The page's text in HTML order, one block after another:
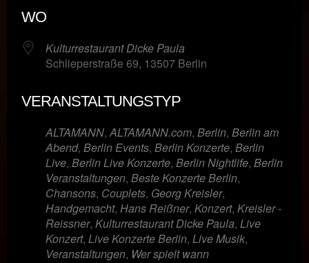
WO
Kulturrestaurant Dicke Paula
Schlieperstraße 69, 13507 Berlin
VERANSTALTUNGSTYP
ALTAMANN,ALTAMANN.com, Berlin, Berlin am
Abend, Berlin Events, Berlin Konzerte, Berlin
Live, Berlin Live Konzerte, Berlin Nightlife, Berlin
Veranstaltungen, Beste Konzerte Berlin,
Chansons, Couplets, Georg Kreisler,
Handgemacht, Hans Reißner, Konzert, Kreisler -
Reissner, Kulturrestaurant Dicke Paula, Live
Konzert, Live Konzerte Berlin, Live Musik,
Veranstaltungen, Wer spielt wann